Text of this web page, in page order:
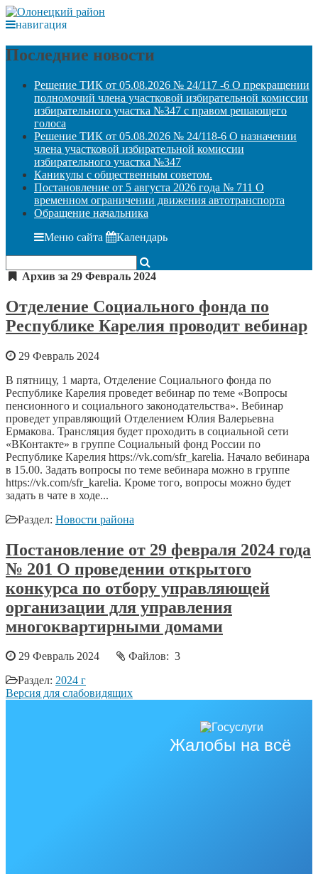
навигация
Последние новости
Решение ТИК от 05.08.2026 № 24/117 -6 О прекращении
полномочий члена участковой избирательной комиссии
избирательного участка №347 с правом решающего
голоса
Решение ТИК от 05.08.2026 № 24/118-6 О назначении
члена участковой избирательной комиссии
избирательного участка №347
Каникулы с общественным советом.
Постановление от 5 августа 2026 года № 711 О
временном ограничении движения автотранспорта
Обращение начальника
Меню сайта Календарь
Архив за 29 Февраль 2024
Отделение Социального фонда по
Республике Карелия проводит вебинар
29 Февраль 2024
В пятницу, 1 марта, Отделение Социального фонда по
Республике Карелия проведет вебинар по теме «Вопросы
пенсионного и социального законодательства». Вебинар
проведет управляющий Отделением Юлия Валерьевна
Ермакова. Трансляция будет проходить в социальной сети
«ВКонтакте» в группе Социальный фонд России по
Республике Карелия https://vk.com/sfr_karelia. Начало вебинара
в 15.00. Задать вопросы по теме вебинара можно в группе
https://vk.com/sfr_karelia. Кроме того, вопросы можно будет
задать в чате в ходе...
Раздел: Новости района
Постановление от 29 февраля 2024 года
№ 201 О проведении открытого
конкурса по отбору управляющей
организации для управления
многоквартирными домами
29 Февраль 2024
Файлов: 3
Раздел: 2024 г
Версия для слабовидящих
Жалобы на всё